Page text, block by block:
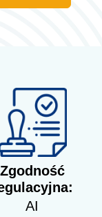
Zgodność
AI